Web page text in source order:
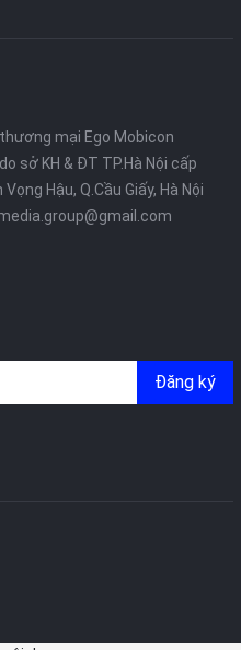
mại Ego Mobicon
sở KH & ĐT TP.Hà Nội cấp
Hậu, Q.Cầu Giấy, Hà Nội
Đăng ký